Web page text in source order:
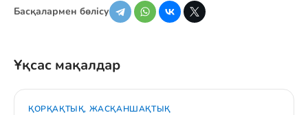
Басқалармен бөлісу
Ұқсас мақалдар
ҚОРҚАҚТЫҚ, ЖАСҚАНШАҚТЫҚ